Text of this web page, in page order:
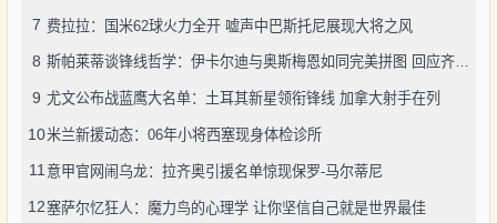
7 费拉拉：国米62球火力全开 嘘声中巴斯托尼展现大将之风
8 斯帕莱蒂谈锋线哲学：伊卡尔迪与奥斯梅恩如同完美拼图 回应齐沃争议言论显格局
9 尤文公布战蓝鹰大名单：土耳其新星领衔锋线 加拿大射手在列
10米兰新援动态：06年小将西塞现身体检诊所
11 意甲官网闹乌龙：拉齐奥引援名单惊现保罗-马尔蒂尼
12塞萨尔忆狂人：魔力鸟的心理学 让你坚信自己就是世界最佳